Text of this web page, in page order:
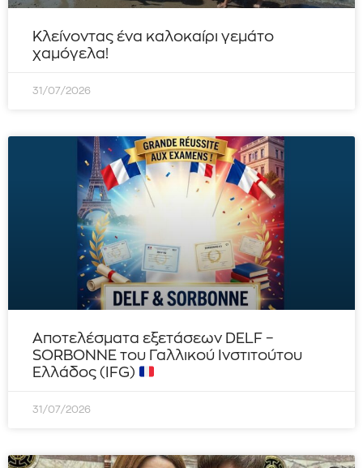
Κλείνοντας ένα καλοκαίρι γεμάτο
χαμόγελα!
31/07/2026
Αποτελέσματα εξετάσεων DELF –
SORBONNE του Γαλλικού Ινστιτούτου
Ελλάδος (IFG)
31/07/2026